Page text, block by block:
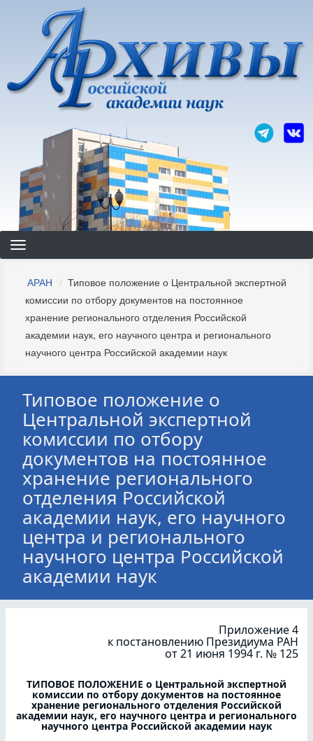
основному
содержанию
Строка
навигации
АРАН
Типовое положение о Центральной экспертной
комиссии по отбору документов на постоянное
хранение регионального отделения Российской
академии наук, его научного центра и регионального
научного центра Российской академии наук
Типовое положение о
Центральной экспертной
комиссии по отбору
документов на постоянное
хранение регионального
отделения Российской
академии наук, его научного
центра и регионального
научного центра Российской
академии наук
Приложение 4
к постановлению Президиума РАН
от 21 июня 1994 г. № 125
ТИПОВОЕ ПОЛОЖЕНИЕ о Центральной экспертной
комиссии по отбору документов на постоянное
хранение регионального отделения Российской
академии наук, его научного центра и регионального
научного центра Российской академии наук